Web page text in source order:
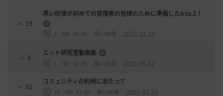
19
黒い砂漠が初めての冒険者の皆様のために準備したA to Z！
2 43.2K 黒い砂漠 2022.12.21
8
エント研究室動画集
1 32.3K 黒い砂漠 2021.05.12
51
コミュニティの利用にあたって
18 47.8K 黒い砂漠 2020.03.25